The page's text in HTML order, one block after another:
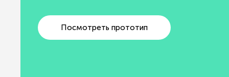
Посмотреть прототип